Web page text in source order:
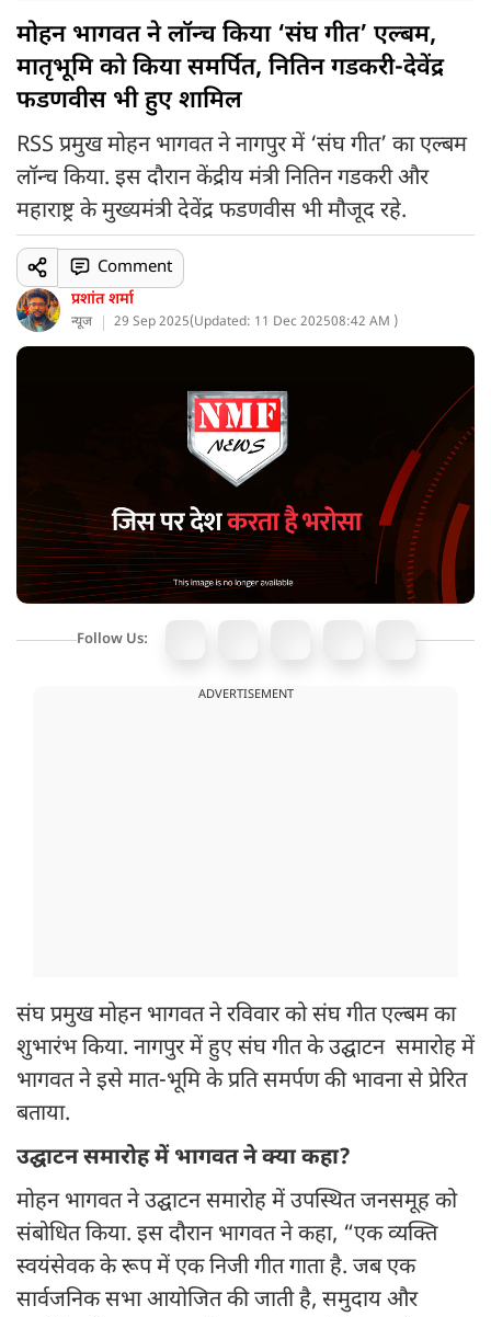
मोहन भागवत ने लॉन्च किया ‘संघ गीत’ एल्बम,
मातृभूमि को किया समर्पित, नितिन गडकरी-देवेंद्र
फडणवीस भी हुए शामिल
RSS प्रमुख मोहन भागवत ने नागपुर में ‘संघ गीत’ का एल्बम
लॉन्च किया. इस दौरान केंद्रीय मंत्री नितिन गडकरी और
महाराष्ट्र के मुख्यमंत्री देवेंद्र फडणवीस भी मौजूद रहे.
प्रशांत शर्मा
न्यूज 29 Sep 2025(Updated: 11 Dec 202508:42 AM )
Comment
Follow Us:
ADVERTISEMENT
संघ प्रमुख मोहन भागवत ने रविवार को संघ गीत एल्बम का
शुभारंभ किया. नागपुर में हुए संघ गीत के उद्घाटन समारोह में
भागवत ने इसे मात-भूमि के प्रति समर्पण की भावना से प्रेरित
बताया.
उद्घाटन समारोह में भागवत ने क्या कहा?
मोहन भागवत ने उद्घाटन समारोह में उपस्थित जनसमूह को
संबोधित किया. इस दौरान भागवत ने कहा, “एक व्यक्ति
स्वयंसेवक के रूप में एक निजी गीत गाता है. जब एक
सार्वजनिक सभा आयोजित की जाती है, समुदाय और